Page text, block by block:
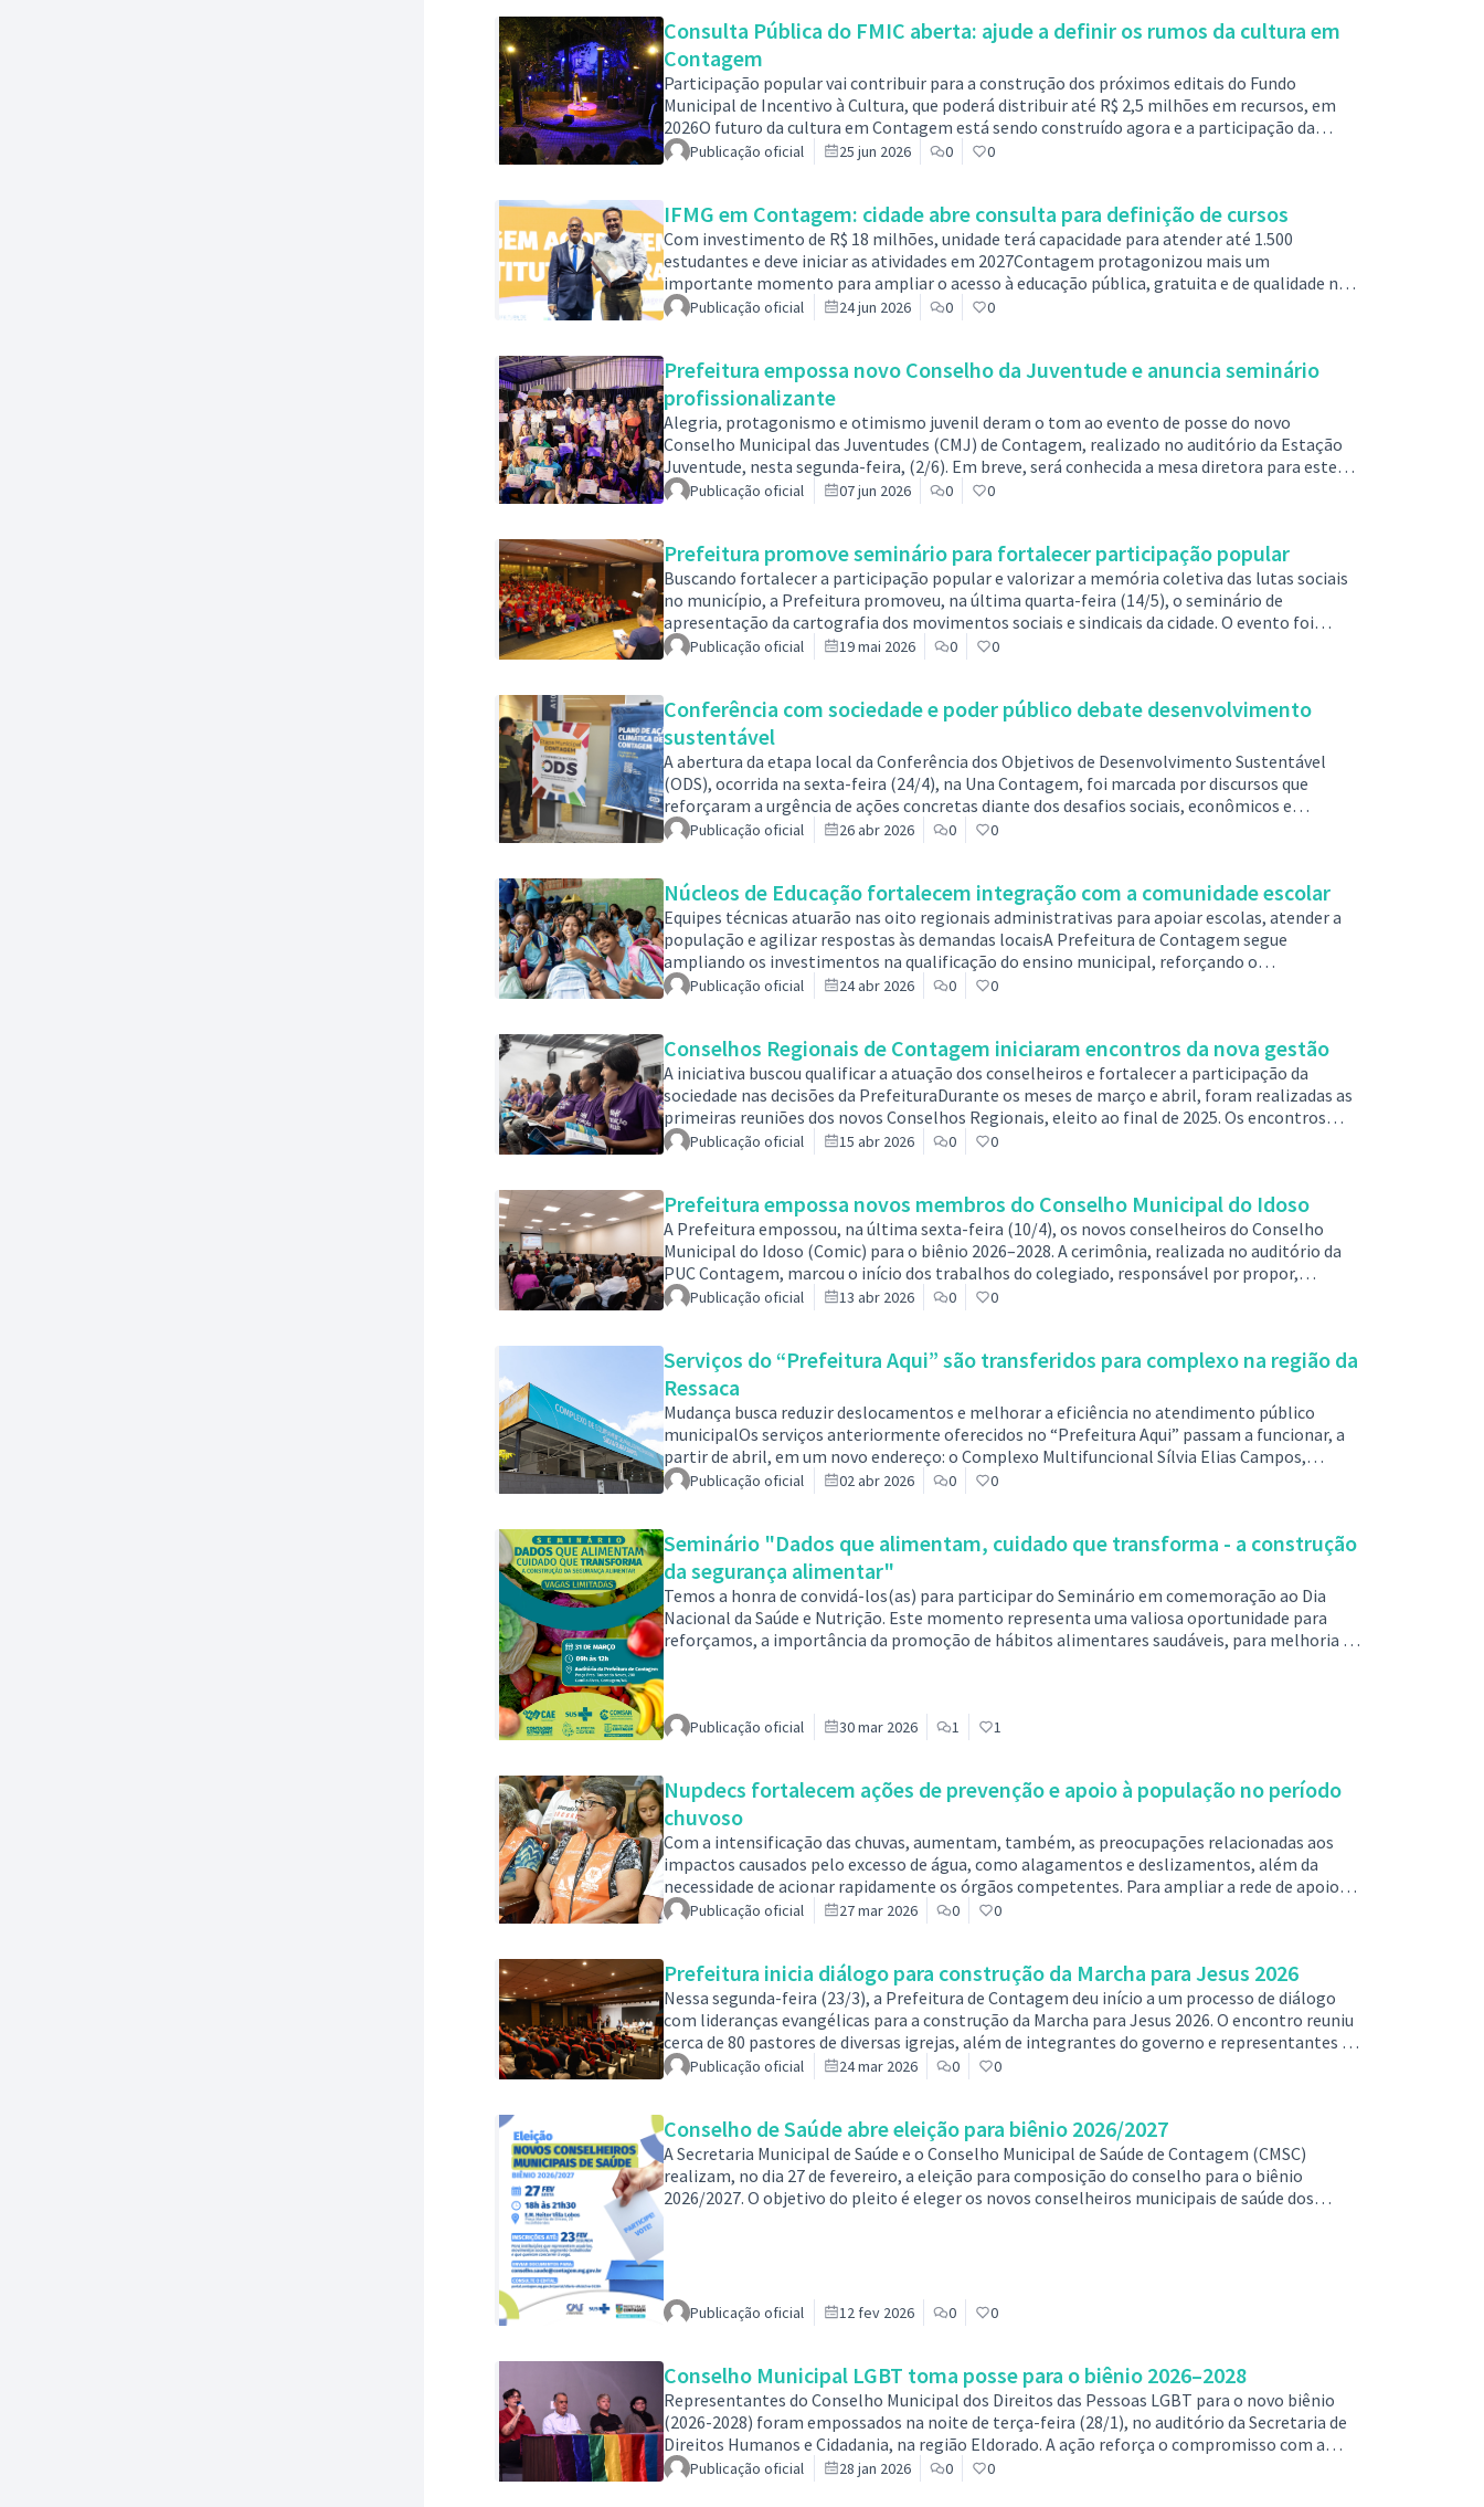
Consulta Pública do FMIC aberta: ajude a definir os rumos da cultura em
Contagem
Participação popular vai contribuir para a construção dos próximos editais do Fundo
Municipal de Incentivo à Cultura, que poderá distribuir até R$ 2,5 milhões em recursos, em
2026O futuro da cultura em Contagem está sendo construído agora e a participação da
população faz toda a diferença nesse processo. A Prefeitura de Contagem está com a
consulta pública do Fundo Municipal de Incentivo à Cultura (FMIC) 2026 aberta até o dia 28 de
Publicação oficial 25 jun 2026 0 0
IFMG em Contagem: cidade abre consulta para definição de cursos
Com investimento de R$ 18 milhões, unidade terá capacidade para atender até 1.500
estudantes e deve iniciar as atividades em 2027Contagem protagonizou mais um
importante momento para ampliar o acesso à educação pública, gratuita e de qualidade na
noite desta quarta-feira (25/6), com a audiência de lançamento da nova unidade do Instituto
Federal de Minas Gerais (IFMG). Realizado na antiga E.M. Pedro Pacheco, espaço que abrigará
Publicação oficial 24 jun 2026 0 0
Prefeitura empossa novo Conselho da Juventude e anuncia seminário
profissionalizante
Alegria, protagonismo e otimismo juvenil deram o tom ao evento de posse do novo
Conselho Municipal das Juventudes (CMJ) de Contagem, realizado no auditório da Estação
Juventude, nesta segunda-feira, (2/6). Em breve, será conhecida a mesa diretora para este
Conselho, que é composto por representantes do Poder Executivo e da Sociedade Civil, para
o cumprimento de um mandato não remunerado de dois anos. O evento também
Publicação oficial 07 jun 2026 0 0
Prefeitura promove seminário para fortalecer participação popular
Buscando fortalecer a participação popular e valorizar a memória coletiva das lutas sociais
no município, a Prefeitura promoveu, na última quarta-feira (14/5), o seminário de
apresentação da cartografia dos movimentos sociais e sindicais da cidade. O evento foi
realizado no auditório da Funec e contou com o apoio da Universidade Federal de Minas
Gerais (UFMG).A iniciativa integra um esforço para registrar e reconhecer as trajetórias,
Publicação oficial 19 mai 2026 0 0
Conferência com sociedade e poder público debate desenvolvimento
sustentável
A abertura da etapa local da Conferência dos Objetivos de Desenvolvimento Sustentável
(ODS), ocorrida na sexta-feira (24/4), na Una Contagem, foi marcada por discursos que
reforçaram a urgência de ações concretas diante dos desafios sociais, econômicos e
ambientais contemporâneos. O evento integra o processo nacional da Agenda 2030,
iniciativa global da Organização das Nações Unidas (ONU), que busca orientar políticas
Publicação oficial 26 abr 2026 0 0
Núcleos de Educação fortalecem integração com a comunidade escolar
Equipes técnicas atuarão nas oito regionais administrativas para apoiar escolas, atender a
população e agilizar respostas às demandas locaisA Prefeitura de Contagem segue
ampliando os investimentos na qualificação do ensino municipal, reforçando o
compromisso com uma educação pública cada vez mais eficiente, integrada e alinhada com
a realidade local. Para fortalecer o diálogo entre escolas, poder público e comunidade, o
Publicação oficial 24 abr 2026 0 0
Conselhos Regionais de Contagem iniciaram encontros da nova gestão
A iniciativa buscou qualificar a atuação dos conselheiros e fortalecer a participação da
sociedade nas decisões da PrefeituraDurante os meses de março e abril, foram realizadas as
primeiras reuniões dos novos Conselhos Regionais, eleito ao final de 2025. Os encontros
percorreram as oito regiões de Contagem e tiveram como objetivo capacitar os
conselheiros sobre o funcionamento do Sistema Municipal de Participação Popular e o
Publicação oficial 15 abr 2026 0 0
Prefeitura empossa novos membros do Conselho Municipal do Idoso
A Prefeitura empossou, na última sexta-feira (10/4), os novos conselheiros do Conselho
Municipal do Idoso (Comic) para o biênio 2026–2028. A cerimônia, realizada no auditório da
PUC Contagem, marcou o início dos trabalhos do colegiado, responsável por propor,
acompanhar e fiscalizar as políticas públicas voltadas à população idosa do município,
reforçando o compromisso com a defesa e garantia de direitos e o fortalecimento das ações
Publicação oficial 13 abr 2026 0 0
Serviços do “Prefeitura Aqui” são transferidos para complexo na região da
Ressaca
Mudança busca reduzir deslocamentos e melhorar a eficiência no atendimento público
municipalOs serviços anteriormente oferecidos no “Prefeitura Aqui” passam a funcionar, a
partir de abril, em um novo endereço: o Complexo Multifuncional Sílvia Elias Campos,
localizado na avenida Borba Gato, 255, no Jardim Laguna, região da Ressaca. A mudança
integra uma estratégia da administração municipal para centralizar atendimentos e
Publicação oficial 02 abr 2026 0 0
Seminário "Dados que alimentam, cuidado que transforma - a construção
da segurança alimentar"
Temos a honra de convidá-los(as) para participar do Seminário em comemoração ao Dia
Nacional da Saúde e Nutrição. Este momento representa uma valiosa oportunidade para
reforçamos, a importância da promoção de hábitos alimentares saudáveis, para melhoria da
saúde e da qualidade de vida. Se inscreva para participar! 📆 Data: 31/03/2026 📍 Local:
Auditório da Prefeitura 🕝 Horário: 09h às 12h Faça sua inscrição preenchendo o link:
https://forms.office.com/Pages/ResponsePage.aspx?id=fjOGrl5XMEOUdpPeaCs…
Publicação oficial 30 mar 2026 1 1
Nupdecs fortalecem ações de prevenção e apoio à população no período
chuvoso
Com a intensificação das chuvas, aumentam, também, as preocupações relacionadas aos
impactos causados pelo excesso de água, como alagamentos e deslizamentos, além da
necessidade de acionar rapidamente os órgãos competentes. Para ampliar a rede de apoio
aos moradores e atuar de forma integrada com a Defesa Civil, o município conta com os
Núcleos Comunitários de Proteção e Defesa Civil (Nupdecs), que oferecem suporte imediato
Publicação oficial 27 mar 2026 0 0
Prefeitura inicia diálogo para construção da Marcha para Jesus 2026
Nessa segunda-feira (23/3), a Prefeitura de Contagem deu início a um processo de diálogo
com lideranças evangélicas para a construção da Marcha para Jesus 2026. O encontro reuniu
cerca de 80 pastores de diversas igrejas, além de integrantes do governo e representantes do
legislativo municipal. A ideia do encontro é definir, de forma participativa, o formato, a
programação e as diretrizes do evento, que faz parte do calendário oficial da cidade. O
Publicação oficial 24 mar 2026 0 0
Conselho de Saúde abre eleição para biênio 2026/2027
A Secretaria Municipal de Saúde e o Conselho Municipal de Saúde de Contagem (CMSC)
realizam, no dia 27 de fevereiro, a eleição para composição do conselho para o biênio
2026/2027. O objetivo do pleito é eleger os novos conselheiros municipais de saúde dos
segmentos usuário e trabalhador.Conforme o edital publicado no Diário Oficial de
por 32 membros titulares e igual número de suplentes, distribuídos nos seg…
Publicação oficial 12 fev 2026 0 0
Conselho Municipal LGBT toma posse para o biênio 2026–2028
Representantes do Conselho Municipal dos Direitos das Pessoas LGBT para o novo biênio
(2026-2028) foram empossados na noite de terça-feira (28/1), no auditório da Secretaria de
Direitos Humanos e Cidadania, na região Eldorado. A ação reforça o compromisso com a
promoção dos direitos humanos, a participação social e o fortalecimento das políticas
públicas destinadas a esse público no município. O exercício da função é considerado de
Publicação oficial 28 jan 2026 0 0